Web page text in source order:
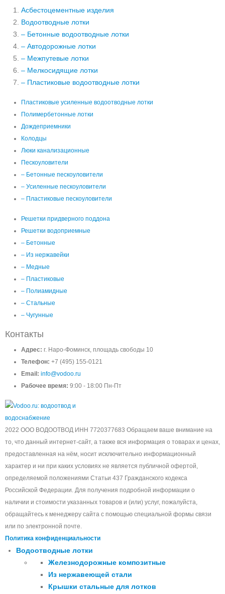
Асбестоцементные изделия
Водоотводные лотки
– Бетонные водоотводные лотки
– Автодорожные лотки
– Межпутевые лотки
– Мелкосидящие лотки
– Пластиковые водоотводные лотки
Пластиковые усиленные водоотводные лотки
Полимербетонные лотки
Дождеприемники
Колодцы
Люки канализационные
Пескоуловители
– Бетонные пескоуловители
– Усиленные пескоуловители
– Пластиковые пескоуловители
Решетки придверного поддона
Решетки водоприемные
– Бетонные
– Из нержавейки
– Медные
– Пластиковые
– Полиамидные
– Стальные
– Чугунные
Контакты
Адрес: г. Наро-Фоминск, площадь свободы 10
Телефон: +7 (495) 155-0121
Email: info@vodoo.ru
Рабочее время: 9:00 - 18:00 Пн-Пт
2022 ООО ВОДООТВОД ИНН 7720377683 Обращаем ваше внимание на
то, что данный интернет-сайт, а также вся информация о товарах и ценах,
предоставленная на нём, носит исключительно информационный
характер и ни при каких условиях не является публичной офертой,
определяемой положениями Статьи 437 Гражданского кодекса
Российской Федерации. Для получения подробной информации о
наличии и стоимости указанных товаров и (или) услуг, пожалуйста,
обращайтесь к менеджеру сайта с помощью специальной формы связи
или по электронной почте.
Политика конфиденциальности
Водоотводные лотки
Железнодорожные композитные
Из нержавеющей стали
Крышки стальные для лотков